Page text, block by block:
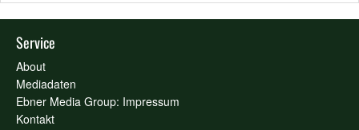
Service
About
Mediadaten
Ebner Media Group: Impressum
Kontakt